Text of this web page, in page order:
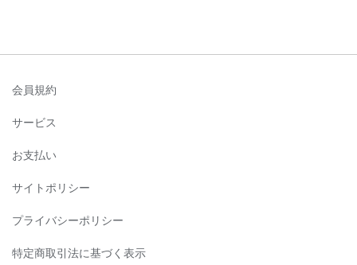
会員規約
サービス
お支払い
サイトポリシー
プライバシーポリシー
特定商取引法に基づく表示